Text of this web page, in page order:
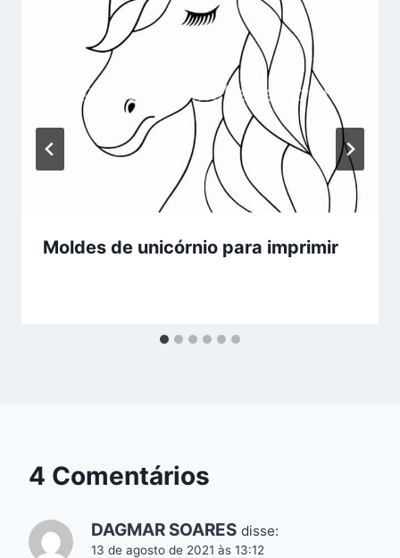
Moldes de unicórnio para imprimir
4 Comentários
DAGMAR SOARES disse:
13 de agosto de 2021 às 13:12